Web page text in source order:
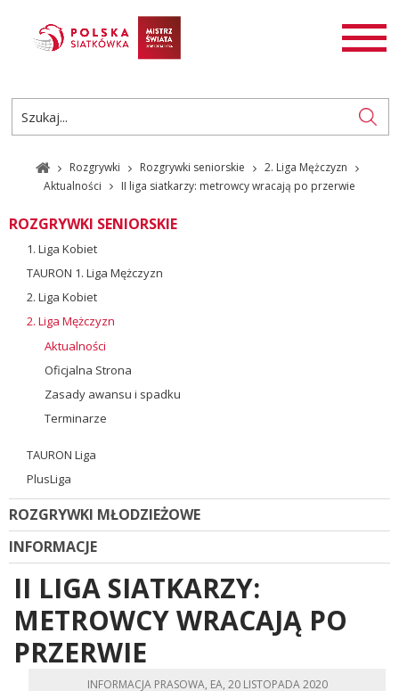
AKTUALNOŚCI
ROZGRYWKI
PL
EN
Rozgrywki Rozgrywki seniorskie
2. Liga Mężczyzn
Aktualności
II liga siatkarzy: metrowcy wracają po przerwie
ROZGRYWKI SENIORSKIE
1. Liga Kobiet
TAURON 1. Liga Mężczyzn
2. Liga Kobiet
2. Liga Mężczyzn
Aktualności
Oficjalna Strona
Zasady awansu i spadku
Terminarze
TAURON Liga
PlusLiga
ROZGRYWKI MŁODZIEŻOWE
INFORMACJE
II LIGA SIATKARZY:
METROWCY WRACAJĄ PO
PRZERWIE
INFORMACJA PRASOWA, EA, 20 LISTOPADA 2020